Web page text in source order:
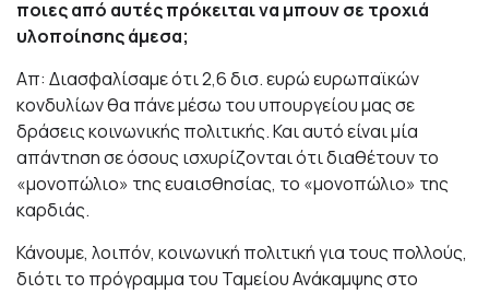
ποιες από αυτές πρόκειται να μπουν σε τροχιά
υλοποίησης άμεσα;
Απ: Διασφαλίσαμε ότι 2,6 δισ. ευρώ ευρωπαϊκών
κονδυλίων θα πάνε μέσω του υπουργείου μας σε
δράσεις κοινωνικής πολιτικής. Και αυτό είναι μία
απάντηση σε όσους ισχυρίζονται ότι διαθέτουν το
«μονοπώλιο» της ευαισθησίας, το «μονοπώλιο» της
καρδιάς.
Κάνουμε, λοιπόν, κοινωνική πολιτική για τους πολλούς,
διότι το πρόγραμμα του Ταμείου Ανάκαμψης στο